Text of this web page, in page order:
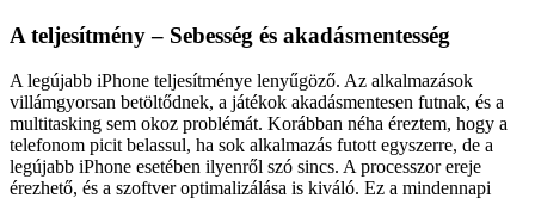
A teljesítmény – Sebesség és akadásmentesség
A legújabb iPhone teljesítménye lenyűgöző. Az alkalmazások
villámgyorsan betöltődnek, a játékok akadásmentesen futnak, és a
multitasking sem okoz problémát. Korábban néha éreztem, hogy a
telefonom picit belassul, ha sok alkalmazás futott egyszerre, de a
legújabb iPhone esetében ilyenről szó sincs. A processzor ereje
érezhető, és a szoftver optimalizálása is kiváló. Ez a mindennapi